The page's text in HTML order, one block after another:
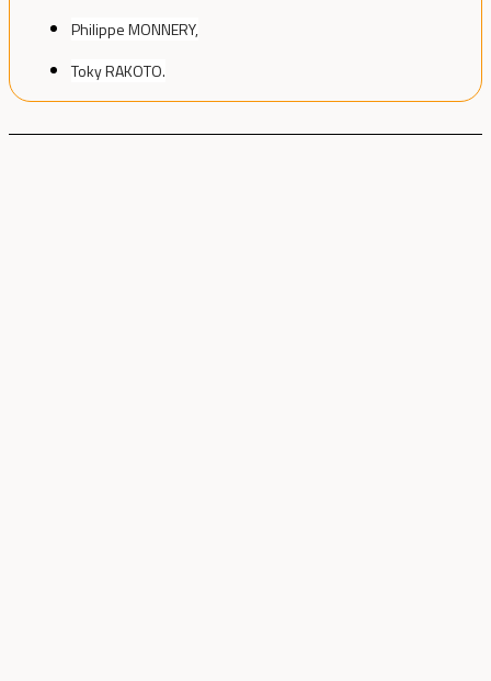
Philippe MONNERY,
Toky RAKOTO.